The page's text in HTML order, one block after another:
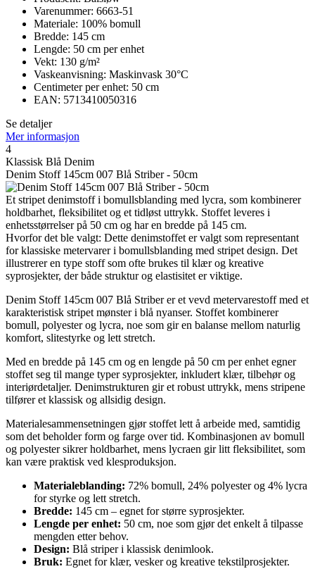
Varenummer: 6663-51
Materiale: 100% bomull
Bredde: 145 cm
Lengde: 50 cm per enhet
Vekt: 130 g/m²
Vaskeanvisning: Maskinvask 30°C
Centimeter per enhet: 50 cm
EAN: 5713410050316
Se detaljer
Mer informasjon
4
Klassisk Blå Denim
Denim Stoff 145cm 007 Blå Striber - 50cm
Et stripet denimstoff i bomullsblanding med lycra, som kombinerer
holdbarhet, fleksibilitet og et tidløst uttrykk. Stoffet leveres i
enhetsstørrelser på 50 cm og har en bredde på 145 cm.
Hvorfor det ble valgt: Dette denimstoffet er valgt som representant
for klassiske metervarer i bomullsblanding med stripet design. Det
illustrerer en type stoff som ofte brukes til klær og kreative
syprosjekter, der både struktur og elastisitet er viktige.
Denim Stoff 145cm 007 Blå Striber er et vevd metervarestoff med et
karakteristisk stripet mønster i blå nyanser. Stoffet kombinerer
bomull, polyester og lycra, noe som gir en balanse mellom naturlig
komfort, slitestyrke og lett stretch.
Med en bredde på 145 cm og en lengde på 50 cm per enhet egner
stoffet seg til mange typer syprosjekter, inkludert klær, tilbehør og
interiørdetaljer. Denimstrukturen gir et robust uttrykk, mens stripene
tilfører et klassisk og allsidig design.
Materialesammensetningen gjør stoffet lett å arbeide med, samtidig
som det beholder form og farge over tid. Kombinasjonen av bomull
og polyester sikrer holdbarhet, mens lycraen gir litt fleksibilitet, som
kan være praktisk ved klesproduksjon.
Materialeblanding: 72% bomull, 24% polyester og 4% lycra
for styrke og lett stretch.
Bredde: 145 cm – egnet for større syprosjekter.
Lengde per enhet: 50 cm, noe som gjør det enkelt å tilpasse
mengden etter behov.
Design: Blå striper i klassisk denimlook.
Bruk: Egnet for klær, vesker og kreative tekstilprosjekter.